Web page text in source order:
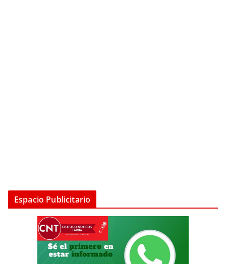
Espacio Publicitario